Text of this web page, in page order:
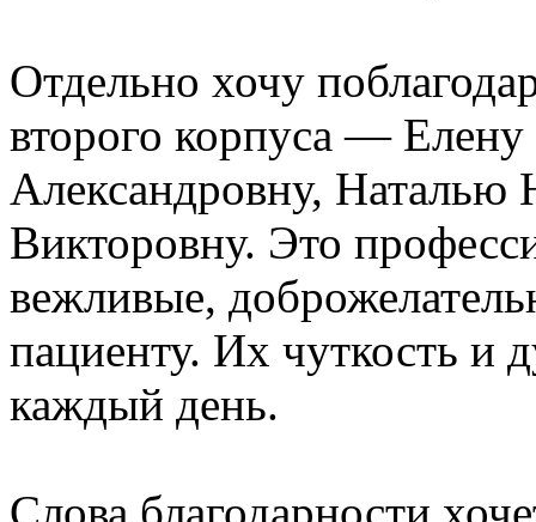
Отдельно хочу
второго корпуса —
Александровну, Наталью
Викторовну. Это
вежливые,
пациенту. Их чуткость и
каждый день.
Слова благодарности